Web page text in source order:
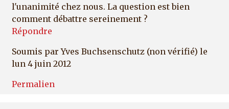
l'unanimité chez nous. La question est bien
comment débattre sereinement ?
Répondre
Soumis parYves Buchsenschutz (non vérifié) le
lun 4 juin 2012
Permalien